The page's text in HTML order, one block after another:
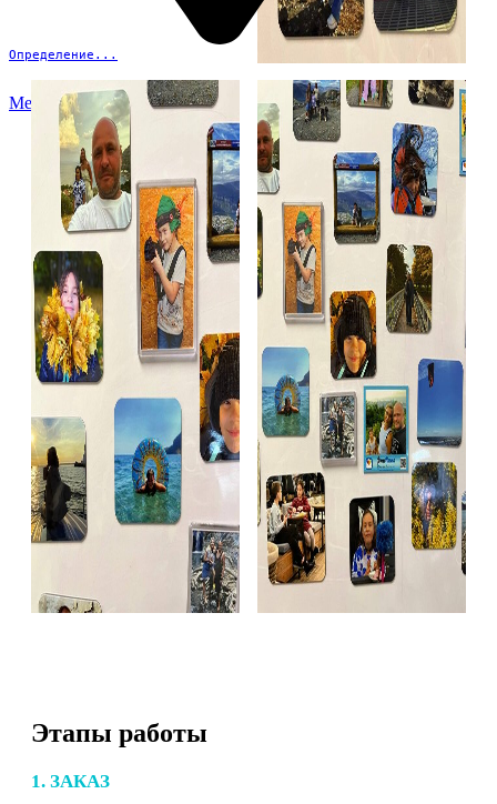
Определение...
Меню
Этапы работы
1. ЗАКАЗ